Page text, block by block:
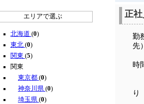
エリアで選ぶ
北海道 (0)
東北 (0)
関東 (5)
関東
東京都 (0)
神奈川県 (0)
埼玉県 (0)
正
勤
先
時
り